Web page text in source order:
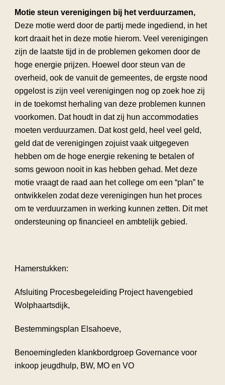
Motie steun verenigingen bij het verduurzamen,
Deze motie werd door de partij mede ingediend, in het
kort draait het in deze motie hierom. Veel verenigingen
zijn de laatste tijd in de problemen gekomen door de
hoge energie prijzen. Hoewel door steun van de
overheid, ook de vanuit de gemeentes, de ergste nood
opgelost is zijn veel verenigingen nog op zoek hoe zij
in de toekomst herhaling van deze problemen kunnen
voorkomen. Dat houdt in dat zij hun accommodaties
moeten verduurzamen. Dat kost geld, heel veel geld,
geld dat de verenigingen zojuist vaak uitgegeven
hebben om de hoge energie rekening te betalen of
soms gewoon nooit in kas hebben gehad. Met deze
motie vraagt de raad aan het college om een “plan” te
ontwikkelen zodat deze verenigingen hun het proces
om te verduurzamen in werking kunnen zetten. Dit met
ondersteuning op financieel en ambtelijk gebied.
Hamerstukken:
Afsluiting Procesbegeleiding Project havengebied
Wolphaartsdijk,
Bestemmingsplan Elsahoeve,
Benoemingleden klankbordgroep Governance voor
inkoop jeugdhulp, BW, MO en VO